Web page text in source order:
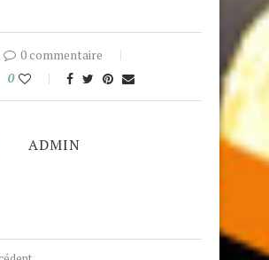
0 commentaire
0
ADMIN